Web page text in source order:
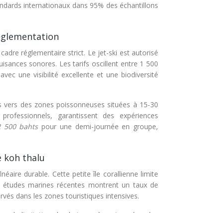
internationaux dans 95% des échantillons
réglementaire strict. Le jet-ski est autorisé
sonores. Les tarifs oscillent entre 1 500
une visibilité excellente et une biodiversité
des zones poissonneuses situées à 15-30
garantissent des expériences
500 bahts pour une demi-journée en groupe,
koh thalu
durable. Cette petite île corallienne limite
marines récentes montrent un taux de
dans les zones touristiques intensives.